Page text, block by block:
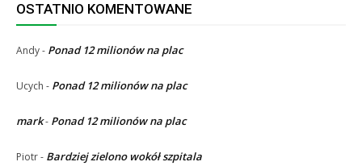
OSTATNIO KOMENTOWANE
Andy- Ponad 12 milionów na plac
Ucych - Ponad 12 milionów na plac
mark- Ponad 12 milionów na plac
Piotr- Bardziej zielono wokół szpitala